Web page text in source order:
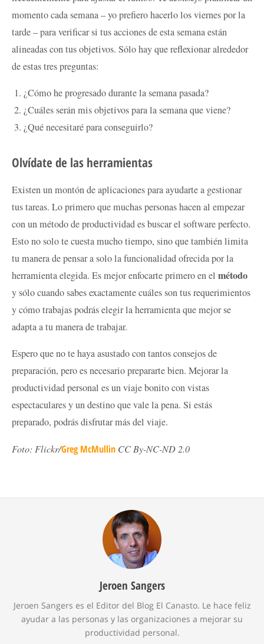
momento cada semana – yo prefiero hacerlo los viernes por la
tarde – para verificar si tus acciones de esta semana están
alineadas con tus objetivos. Sólo hay que reflexionar alrededor
de estas tres preguntas:
¿Cómo he progresado durante la semana pasada?
¿Cuáles serán mis objetivos para la semana que viene?
¿Qué necesitaré para conseguirlo?
Olvídate de las herramientas
Existen un montón de aplicaciones para ayudarte a gestionar
tus tareas. Lo primero que muchas personas hacen al empezar
con un método de productividad es buscar el software perfecto.
Esto no solo te cuesta mucho tiempo, sino que también limita
tu manera de pensar a solo la funcionalidad ofrecida por la
herramienta elegida. Es mejor enfocarte primero en el método
y sólo cuando sabes exactamente cuáles son tus requerimientos
y cómo trabajas podrás elegir la herramienta que mejor se
adapta a tu manera de trabajar.
Espero que no te haya asustado con tantos consejos de
preparación, pero es necesario prepararte bien. Mejorar la
productividad personal es un viaje bonito con vistas
espectaculares y un destino que vale la pena. Si estás
preparado, podrás disfrutar más del viaje.
Foto: Flickr/Greg McMullin CC By-NC-ND 2.0
Jeroen Sangers
Jeroen Sangers es el Editor del Blog El Canasto. Le hace feliz
ayudar a las personas y las organizaciones a mejorar su
productividad personal.